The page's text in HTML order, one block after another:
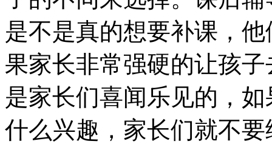
是不是真的想要补课，
果家长非常强硬的让孩
是家长们喜闻乐见的，
什么兴趣，家长们就不